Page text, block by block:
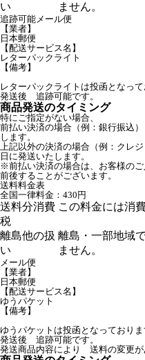
い
ません。
追跡可能メール便
【業者】
日本郵便
【配送サービス名】
レターパックライト
【備考】
レターパックライトは投函となって
発送後 追跡可能です。
商品発送のタイミング
特にご指定がない場合、
前払い決済の場合（例：銀行振込
します。
上記以外の決済の場合（例：クレ
日に発送いたします。
※前払い決済の場合は、お客様の
前後することがございます。
送料料金表
全国一律料金：430円
送料分消費
税
この料金には消
離島他の扱
い
離島・一部地域
ません。
メール便
【業者】
日本郵便
【配送サービス名】
ゆうパケット
【備考】
ゆうパケットは投函となっておりま
発送後 追跡可能です。
発送商品内容により 送料の変更が